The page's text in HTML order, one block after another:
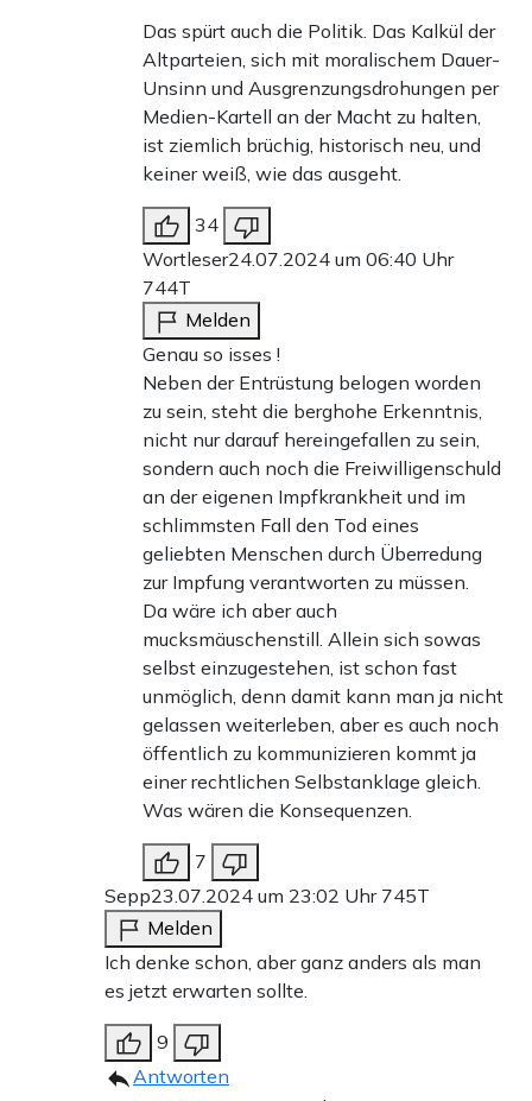
Das spürt auch die Politik. Das Kalkül der
Altparteien, sich mit moralischem Dauer-
Unsinn und Ausgrenzungsdrohungen per
Medien-Kartell an der Macht zu halten,
ist ziemlich brüchig, historisch neu, und
keiner weiß, wie das ausgeht.
34
Wortleser24.07.2024 um 06:40 Uhr
744T
Melden
Genau so isses !
Neben der Entrüstung belogen worden
zu sein, steht die berghohe Erkenntnis,
nicht nur darauf hereingefallen zu sein,
sondern auch noch die Freiwilligenschuld
an der eigenen Impfkrankheit und im
schlimmsten Fall den Tod eines
geliebten Menschen durch Überredung
zur Impfung verantworten zu müssen.
Da wäre ich aber auch
mucksmäuschenstill. Allein sich sowas
selbst einzugestehen, ist schon fast
unmöglich, denn damit kann man ja nicht
gelassen weiterleben, aber es auch noch
öffentlich zu kommunizieren kommt ja
einer rechtlichen Selbstanklage gleich.
Was wären die Konsequenzen.
7
Sepp23.07.2024 um 23:02 Uhr 745T
Melden
Ich denke schon, aber ganz anders als man
es jetzt erwarten sollte.
9
Antworten